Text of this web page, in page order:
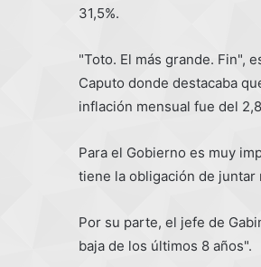
31,5%.
"Toto. El más grande. Fin",
Caputo donde destacaba
inflación mensual fue del
Para el Gobierno es muy
tiene la obligación de
Por su parte, el jefe de
baja de los últimos 8 años".